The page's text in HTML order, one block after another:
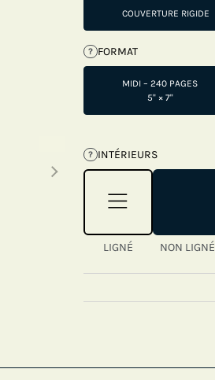
Next thumbnails
COUVERTURE RIGIDE
? FORMAT
MIDI – 240 PAGES
5" × 7"
? INTÉRIEURS
LIGNÉ NON LIGNÉ